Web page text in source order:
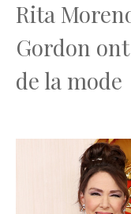
Rita
Gordon
de la mode